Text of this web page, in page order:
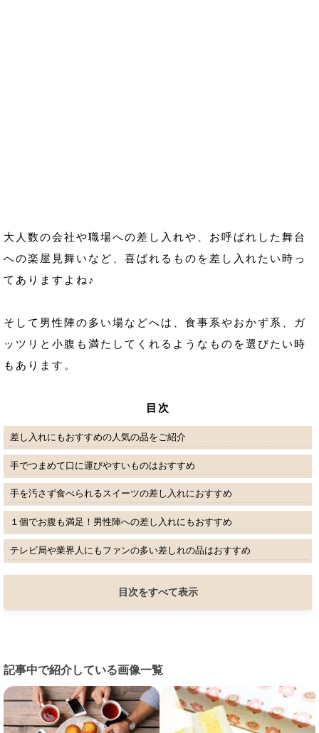
大人数の会社や職場への差し入れや、お呼ばれした舞台
への楽屋見舞いなど、喜ばれるものを差し入れたい時っ
てありますよね♪
そして男性陣の多い場などへは、食事系やおかず系、ガ
ッツリと小腹も満たしてくれるようなものを選びたい時
もあります。
目次
差し入れにもおすすめの人気の品をご紹介
手でつまめて口に運びやすいものはおすすめ
手を汚さず食べられるスイーツの差し入れにおすすめ
１個でお腹も満足！男性陣への差し入れにもおすすめ
テレビ局や業界人にもファンの多い差しれの品はおすすめ
目次をすべて表示
記事中で紹介している画像一覧